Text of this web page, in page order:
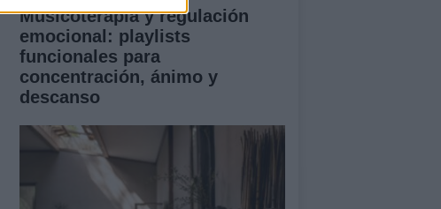
Musicoterapia y regulación
emocional: playlists
funcionales para
concentración, ánimo y
descanso